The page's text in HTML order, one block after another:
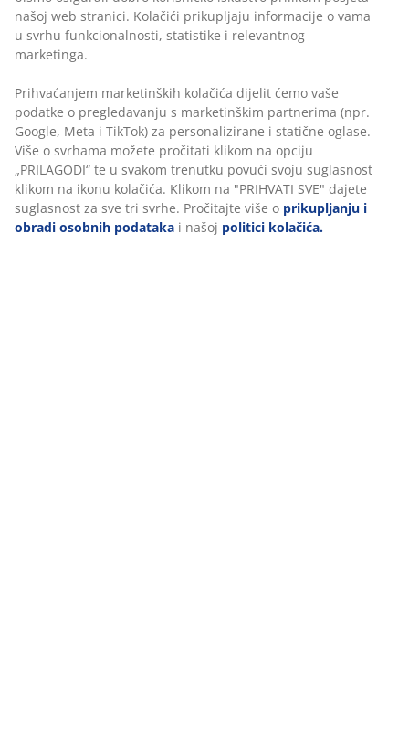
Fleksibilne opcije dostave
Brza i jednostavna dostava po vašem izboru
Luksuzan vrtni jastuk s dugotrajnom, grubo tkanom
navlakom. Za podesivu stolicu.50x120x8 cm
BROJ ARTIKLA: 3726112
Prihvaćanjem marketinških kolačića dijelit ćemo vaše
podatke o pregledavanju s marketinškim partnerima
(npr. Google, Meta i TikTok) za personalizirane i
statične oglase. Više o svrhama možete pročitati klikom
na opciju „PRILAGODI“ te u svakom trenutku povući
svoju suglasnost klikom na ikonu kolačića. Klikom na
"PRIHVATI SVE" dajete suglasnost za sve tri svrhe.
Pročitajte više oprikupljanju i obradi osobnih
podatakai našoj politici kolačića.